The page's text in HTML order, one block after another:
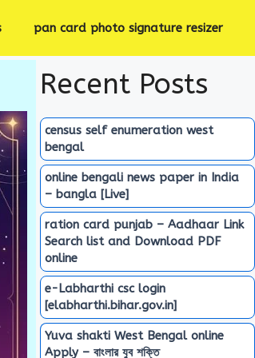
pan card photo signature resizer
Recent Posts
census self enumeration west
bengal
online bengali news paper in India
– bangla [Live]
ration card punjab – Aadhaar Link
Search list and Download PDF
online
e-Labharthi csc login
[elabharthi.bihar.gov.in]
Yuva shakti West Bengal online
Apply – বাংলার যুব শক্তি